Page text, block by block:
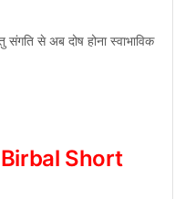
संगति से अब दोष होना स्वाभाविक
Short